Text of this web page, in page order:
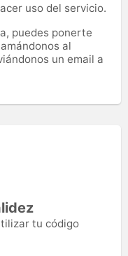
uso del servicio.
puedes ponerte
al
un email a
tu código